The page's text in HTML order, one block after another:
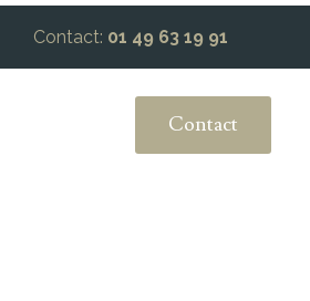
Contact: 01 49 63 19 91
Contact